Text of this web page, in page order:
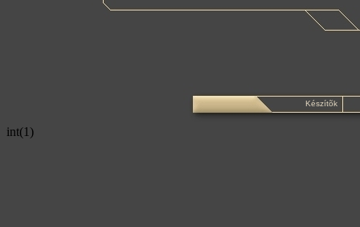
Készítõk
int(1)